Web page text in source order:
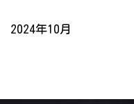
2024年10月